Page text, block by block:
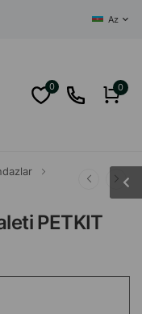
Az
0 0
PETKIT